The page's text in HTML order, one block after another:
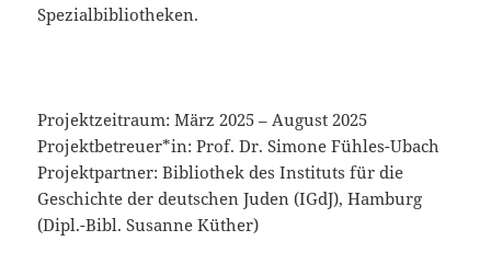
Spezialbibliotheken.
Projektzeitraum: März 2025 – August 2025
Projektbetreuer*in: Prof. Dr. Simone Fühles-Ubach
Projektpartner: Bibliothek des Instituts für die
Geschichte der deutschen Juden (IGdJ), Hamburg
(Dipl.-Bibl. Susanne Küther)